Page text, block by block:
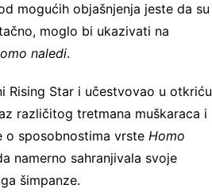
mogućih objašnjenja jeste da su
moglo bi ukazivati na
naledi.
Rising Star i učestvovao u otkriću
različitog tretmana muškaraca i
o sposobnostima vrste Homo
namerno sahranjivala svoje
šimpanze.
najnovije vesti iz sveta
arheologije